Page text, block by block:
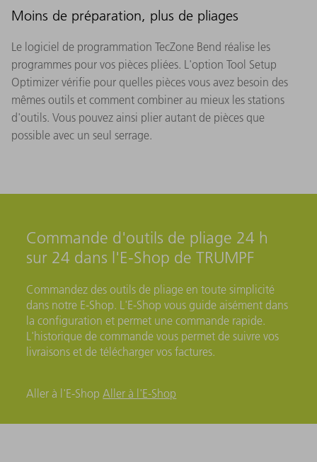
Moins de préparation, plus de pliages
Le logiciel de programmation TecZone Bend réalise les
programmes pour vos pièces pliées. L'option Tool Setup
Optimizer vérifie pour quelles pièces vous avez besoin des
mêmes outils et comment combiner au mieux les stations
d'outils. Vous pouvez ainsi plier autant de pièces que
possible avec un seul serrage.
Commande d'outils de pliage 24 h
sur 24 dans l'E-Shop de TRUMPF
Commandez des outils de pliage en toute simplicité
dans notre E-Shop. L'E-Shop vous guide aisément dans
la configuration et permet une commande rapide.
L'historique de commande vous permet de suivre vos
livraisons et de télécharger vos factures.
Aller à l'E-ShopAller à l'E-Shop